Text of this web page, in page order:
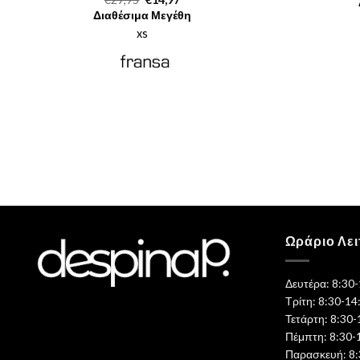
price
was:
€29,95.
τρέχουσα
τιμή
Διαθέσιμα Μεγέθη
xs
Ωράριο
Δευτέρα:
Τρίτη: 8:30-
Τετάρτη:
Πέμπτη: 8:30-
Παρασκευή: